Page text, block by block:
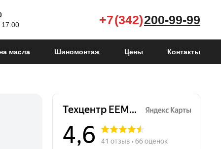
17:00
+7 (342)200-99-99
масла Шиномонтаж Цены Контакты